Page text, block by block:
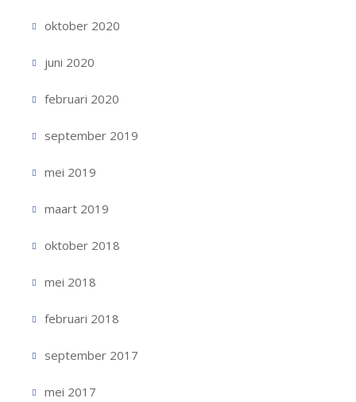
oktober 2020
juni 2020
februari 2020
september 2019
mei 2019
maart 2019
oktober 2018
mei 2018
februari 2018
september 2017
mei 2017